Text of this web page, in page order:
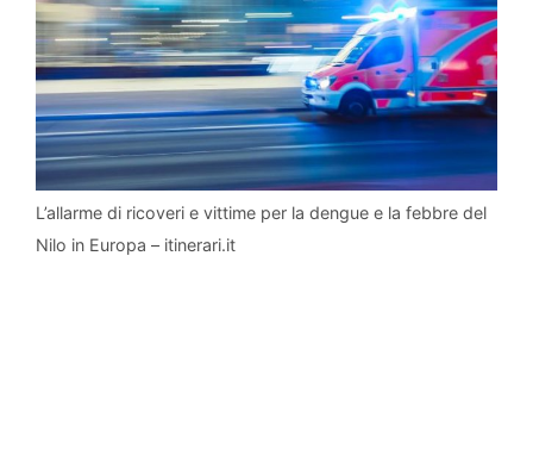
L’allarme di ricoveri e vittime per la dengue e la febbre del
Nilo in Europa – itinerari.it